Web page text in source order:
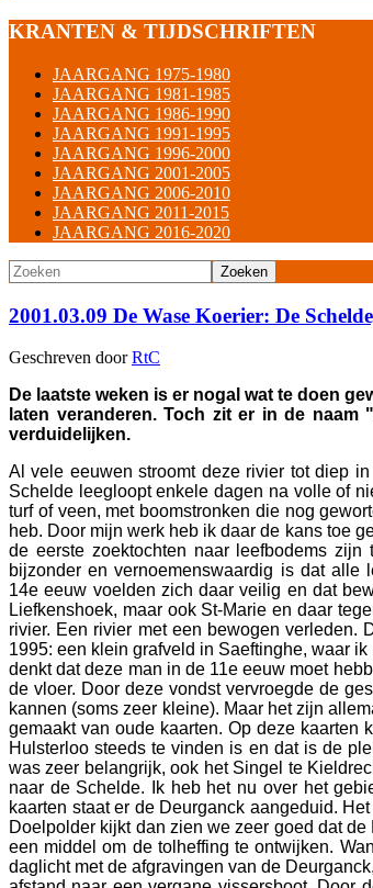
KRANTEN & TIJDSCHRIFTEN
JAARGANG 1975-1980
JAARGANG 1981-1985
JAARGANG 1986-1990
JAARGANG 1991-1995
JAARGANG 1996-2000
JAARGANG 2001-2005
JAARGANG 2006-2010
JAARGANG 2011-2015
JAARGANG 2016-2020
Zoeken
2001.03.09 De Wase Koerier: De
Geschreven doorRtC
De laatste weken is er nogal wat te doen
laten veranderen. Toch zit er in de
verduidelijken.
Al vele eeuwen stroomt deze rivier tot diep
Schelde leegloopt enkele dagen na volle of
turf of veen, met boomstronken die nog
heb. Door mijn werk heb ik daar de kans toe
de eerste zoektochten naar leefbodems
bijzonder en vernoemenswaardig is dat
14e eeuw voelden zich daar veilig en dat
Liefkenshoek, maar ook St-Marie en daar
rivier. Een rivier met een bewogen verleden.
1995: een klein grafveld in Saeftinghe, waar
denkt dat deze man in de 11e eeuw moet
de vloer. Door deze vondst vervroegde de
kannen (soms zeer kleine). Maar het zijn
gemaakt van oude kaarten. Op deze
Hulsterloo steeds te vinden is en dat is de
was zeer belangrijk, ook het Singel te
naar de Schelde. Ik heb het nu over het
kaarten staat er de Deurganck aangeduid.
Doelpolder kijkt dan zien we zeer goed dat
een middel om de tolheffing te ontwijken.
daglicht met de afgravingen van de